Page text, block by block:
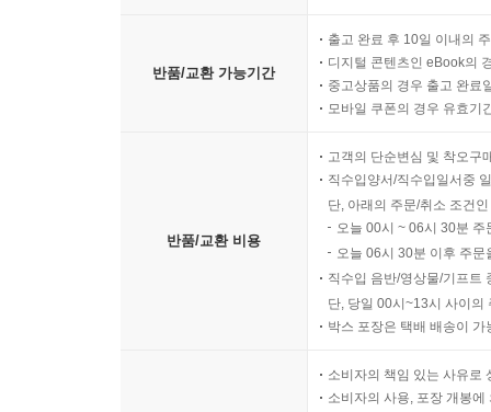
반품/교환 가능기간
출고 완료 후 10일 이내의
디지털 콘텐츠인 eBook의
중고상품의 경우 출고 완료
모바일 쿠폰의 경우 유효기
반품/교환 비용
고객의 단순변심 및 착오구
직수입양서/직수입일서중
단, 아래의 주문/취소 조건
오늘 00시 ~ 06시 30분
오늘 06시 30분 이후 주
직수입 음반/영상물/기프트
단, 당일 00시~13시 사이의
박스 포장은 택배 배송이
소비자의 책임 있는 사유로
소비자의 사용, 포장 개봉